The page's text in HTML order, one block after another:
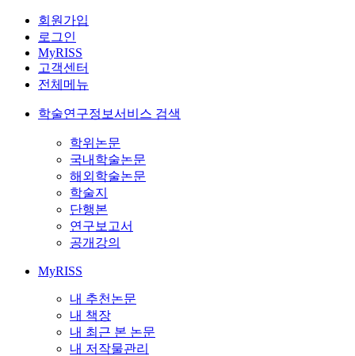
회원가입
로그인
MyRISS
고객센터
전체메뉴
학술연구정보서비스 검색
학위논문
국내학술논문
해외학술논문
학술지
단행본
연구보고서
공개강의
MyRISS
내 추천논문
내 책장
내 최근 본 논문
내 저작물관리